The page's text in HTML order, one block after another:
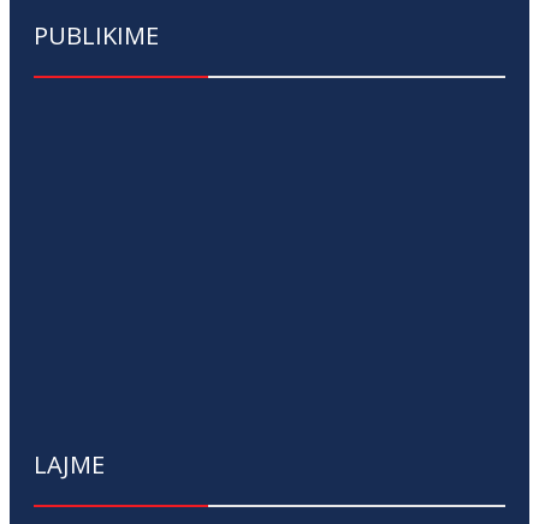
PUBLIKIME
LAJME